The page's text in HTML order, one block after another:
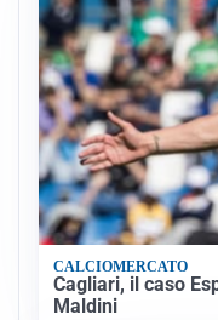
CALCIOMERCATO
Cagliari, il caso
Maldini